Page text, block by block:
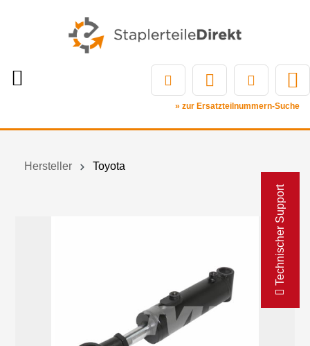
Technischer Support
» zur Ersatzteilnummern-Suche
Hersteller Toyota